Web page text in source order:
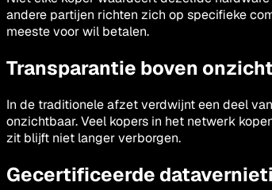
andere partijen richten zich op specifieke
meeste voor wil betalen.
Transparantie boven
In de traditionele afzet verdwijnt een deel
onzichtbaar. Veel kopers in het netwerk
zit blijft niet langer verborgen.
Gecertificeerde